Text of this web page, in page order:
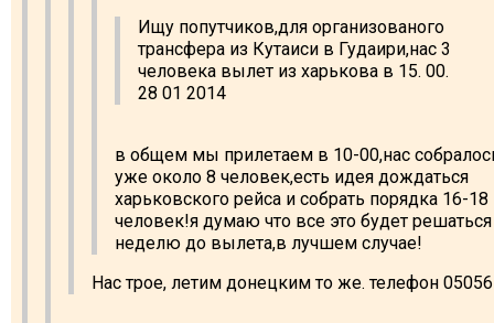
Ищу попутчиков,для организованого
трансфера из Кутаиси в Гудаири,нас 3
человека вылет из харькова в 15. 00.
28 01 2014
в общем мы прилетаем в 10-00,нас
уже около 8 человек,есть идея дождаться
харьковского рейса и собрать порядка 16-18
человек!я думаю что все это будет решаться
неделю до вылета,в лучшем случае!
Нас трое, летим донецким то же. телефон